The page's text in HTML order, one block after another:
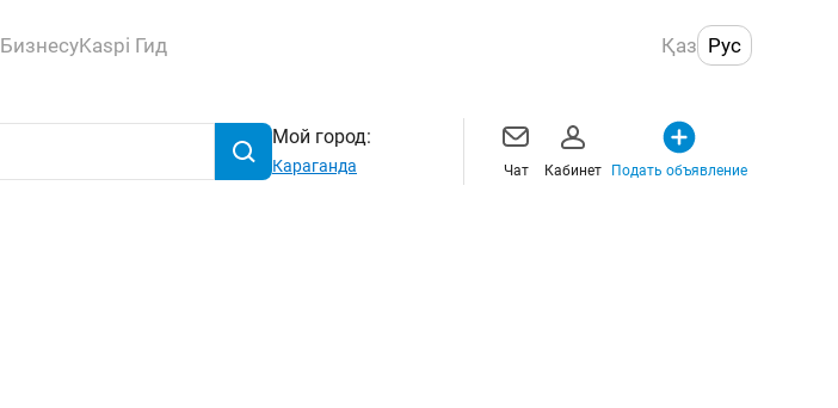
БизнесуKaspi Гид Қаз Рус
Мой город:
Караганда Чат Кабинет Подать объявление